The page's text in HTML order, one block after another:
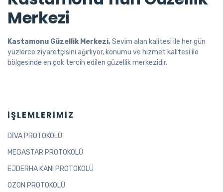
Merkezi
Kastamonu Güzellik Merkezi,Sevim alan kalitesi ile her gün
yüzlerce ziyaretçisini ağırlıyor, konumu ve hizmet kalitesi ile
bölgesinde en çok tercih edilen güzellik merkezidir.
İŞLEMLERIMIZ
DİVA PROTOKOLÜ
MEGASTAR PROTOKOLÜ
EJDERHA KANI PROTOKOLÜ
OZON PROTOKOLÜ